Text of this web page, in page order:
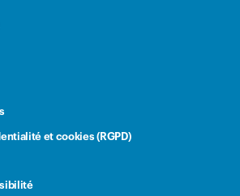
et cookies (RGPD)